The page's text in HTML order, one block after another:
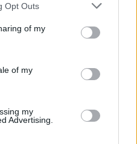
Opt Outs
of my
of my
my
Advertising.
em Mértola, no distrito de